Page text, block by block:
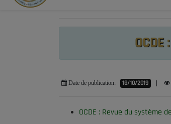
Date de publication: 18/10/2019
OCDE : Revue du système